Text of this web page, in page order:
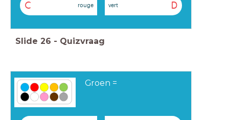
C rouge D
vert
Slide 26 - Quizvraag
Groen =